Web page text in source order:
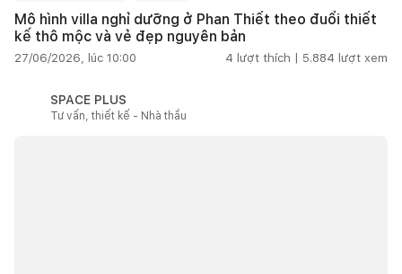
Mô hình villa nghỉ dưỡng ở Phan Thiết theo đuổi thiết
kế thô mộc và vẻ đẹp nguyên bản
27/06/2026, lúc 10:00 4 lượt thích | 5.884 lượt xem
SPACE PLUS
Tư vấn, thiết kế - Nhà thầu